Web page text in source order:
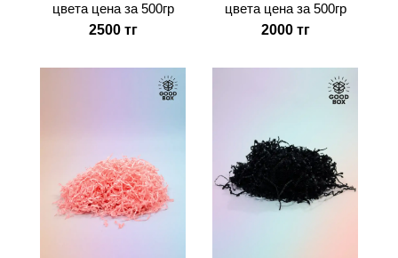
цвета цена за 500гр
2500 тг
цвета цена за 500гр
2000 тг